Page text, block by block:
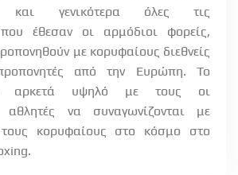
και γενικότερα όλες τις
έθεσαν οι αρμόδιοι φορείς,
με κορυφαίους διεθνείς
από την Ευρώπη. Το
αρκετά υψηλό με τους οι
αθλητές να συναγωνίζονται με
κορυφαίους στο κόσμο στο